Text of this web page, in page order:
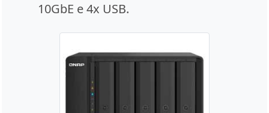
10GbE e 4x USB.